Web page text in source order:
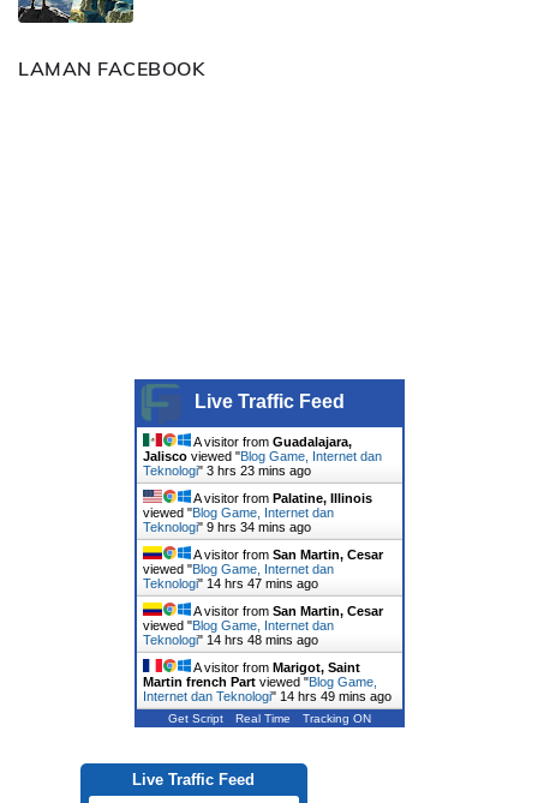
LAMAN FACEBOOK
Live Traffic Feed
A visitor from Guadalajara,
Jaliscoviewed "Blog Game, Internet dan
Teknologi" 3 hrs 23 mins ago
A visitor from Palatine, Illinois
viewed "Blog Game, Internet dan
Teknologi" 9 hrs 34 mins ago
A visitor from San Martin, Cesar
viewed "Blog Game, Internet dan
Teknologi" 14 hrs 47 mins ago
A visitor from San Martin, Cesar
viewed "Blog Game, Internet dan
Teknologi" 14 hrs 48 mins ago
A visitor from Marigot, Saint
Martin french Partviewed "Blog Game,
Internet dan Teknologi" 14 hrs 49 mins ago
Get Script Real Time Tracking ON
Live Traffic Feed